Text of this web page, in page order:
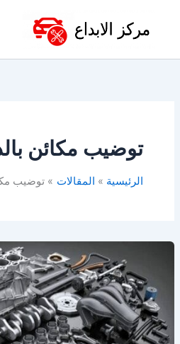
توضيب مكائن
الرئيسية المقالات توضيب
في
الخبر
–
الدمام